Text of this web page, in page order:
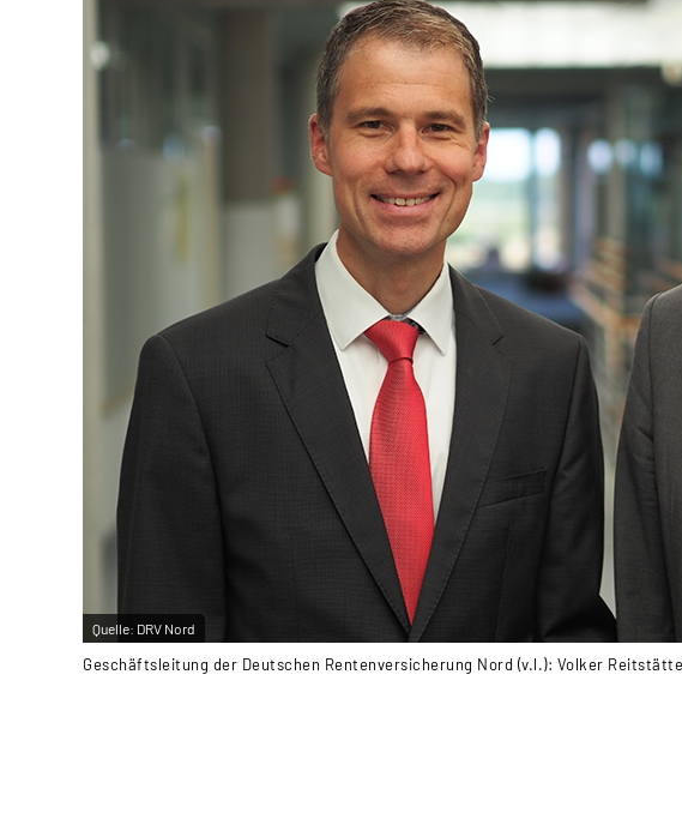
Quelle: DRV Nord
Geschäftsleitung der Deutschen Rentenversicherung Nord (v.l.): Volker